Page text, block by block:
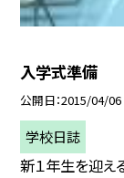
入学式準備
公開日 2015/04/06
学校日誌
新１年生を迎え